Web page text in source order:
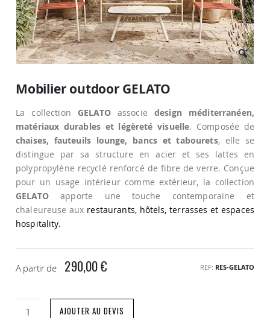
début
la
Galerie
Mobilier outdoor GELATO
La collection GELATOassociedesign méditerranéen,
matériaux durables et légèreté visuelle. Composée de
chaises, fauteuils lounge, bancs et tabourets, elle se
distingue par sa structure en acier et ses lattes en
polypropylène recyclé renforcé de fibre de verre. Conçue
pour un usage intérieur comme extérieur, la collection
GELATOapporte une touche contemporaine et
chaleureuse aux restaurants, hôtels, terrasses et espaces
hospitality.
A partir de 290,00 € REF RES-GELATO
AJOUTER AU DEVIS